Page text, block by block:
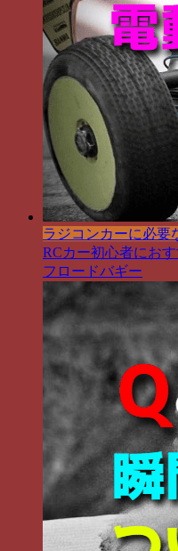
ラジコンカーに必要
RCカー初心者にお
フロードバギー